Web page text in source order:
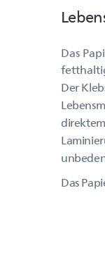
Das
Der
Das